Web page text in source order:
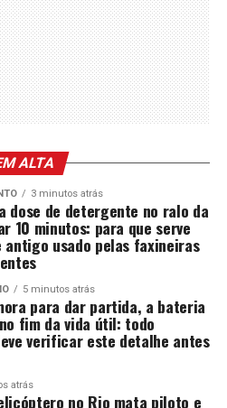
ALTA
3 minutos atrás
dose de detergente no ralo da
10 minutos: para que serve
antigo usado pelas faxineiras
5 minutos atrás
para dar partida, a bateria
fim da vida útil: todo
verificar este detalhe antes
atrás
no Rio mata piloto e